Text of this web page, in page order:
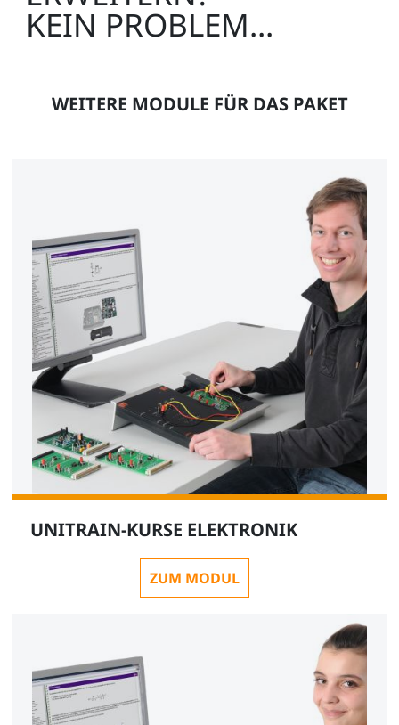
KEIN PROBLEM...
WEITERE MODULE FÜR DAS PAKET
UNITRAIN-KURSE ELEKTRONIK
ZUM MODUL